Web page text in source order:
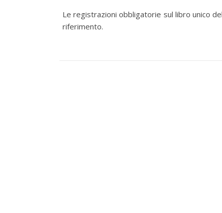
Le registrazioni obbligatorie sul libro unico
riferimento.